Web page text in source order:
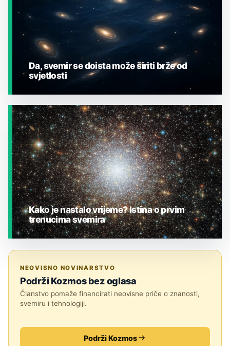
JESTE LI ZNALI?
Da, svemir se doista može širiti brže od
svjetlosti
Kako je nastalo vrijeme? Istina o prvim
trenucima svemira
NEOVISNO NOVINARSTVO
Podrži Kozmos bez oglasa
Članstvo pomaže financirati neovisne priče o znanosti,
svemiru i tehnologiji.
Podrži Kozmos